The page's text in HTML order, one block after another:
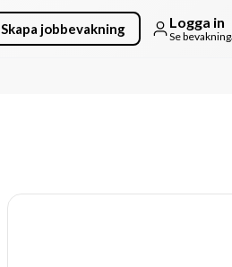
Skapa jobbevakning Logga in
Se